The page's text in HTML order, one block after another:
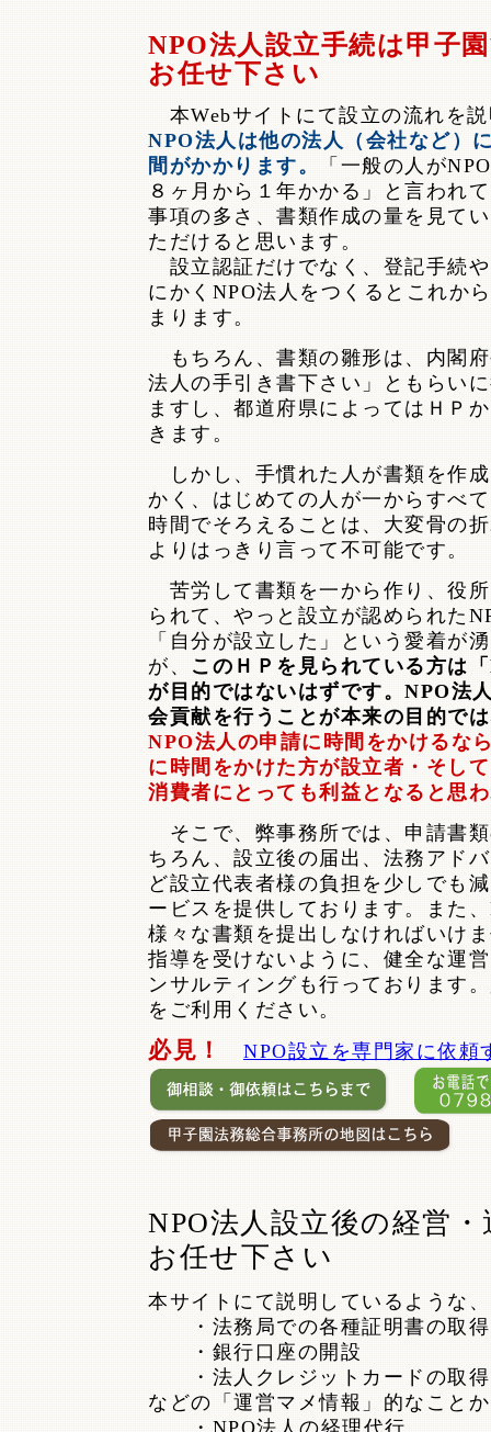
NPO法人設立手続は甲子
お任せ下さい
本Webサイトにて設立の流れを
NPO法人は他の法人（会社など）
間がかかります。
「一般の人が
８ヶ月から１年かかる」と言われ
事項の多さ、書類作成の量を見て
ただけると思います。
設立認証だけでなく、登記手続
にかくNPO法人をつくるとこれか
まります。
もちろん、書類の雛形は、内閣
法人の手引き書下さい」ともらい
ますし、都道府県によってはＨＰ
きます。
しかし、手慣れた人が書類を作
かく、はじめての人が一からすべ
時間でそろえることは、大変骨の
よりはっきり言って不可能です。
苦労して書類を一から作り、役
られて、やっと設立が認められた
「自分が設立した」という愛着が
が、 このＨＰを見られている方は
が目的ではないはずです。NPO法
会貢献を行うことが本来の目的で
NPO法人の申請に時間をかけるな
に時間をかけた方が設立者・そし
消費者にとっても利益となると思
そこで、弊事務所では、申請書
ちろん、設立後の届出、法務アド
ど設立代表者様の負担を少しでも
ービスを提供しております。また
様々な書類を提出しなければいけ
指導を受けないように、健全な運
ンサルティングも行っております
をご利用ください。
必見！ NPO設立を専門家に依頼
NPO法人設立後の経営
お任せ下さい
本サイトにて説明しているような、
・法務局での各種証明書の取得
・銀行口座の開設
・法人クレジットカードの取得
などの「運営マメ情報」的なこと
・NPO法人の経理代行